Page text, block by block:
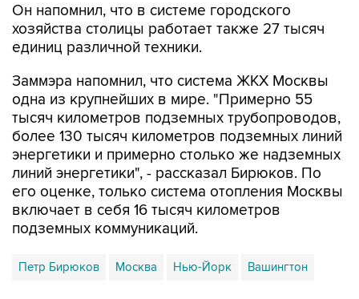
единиц различной техники.
Заммэра напомнил, что система ЖКХ Москвы
тысяч километров подземных трубопроводов,
более 130 тысяч километров подземных линий
энергетики и примерно столько же надземных
линий энергетики", - рассказал Бирюков. По
его оценке, только система отопления Москвы
включает в себя 16 тысяч километров
подземных коммуникаций.
Петр Бирюков Москва Нью-Йорк